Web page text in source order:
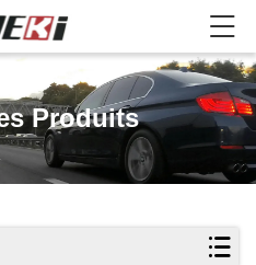
Produits